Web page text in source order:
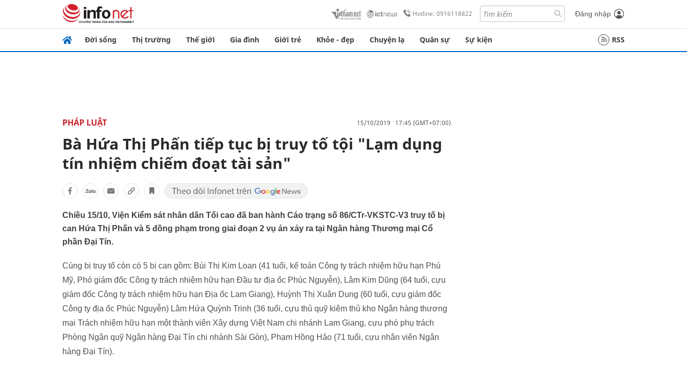
Hotline: 0916118822 Đăng nhập
Đời sống Thị trường Thế giới Gia đình Giới trẻ Khỏe - đẹp Chuyện lạ Quân sự Sự kiện RSS
PHÁP LUẬT 15/10/2019 17:45 (GMT+07:00)
Bà Hứa Thị Phấn tiếp tục bị truy tố tội "Lạm dụng
tín nhiệm chiếm đoạt tài sản"
Chiều 15/10, Viện Kiểm sát nhân dân Tối cao đã ban hành Cáo trạng số 86/CTr-VKSTC-V3 truy tố bị
can Hứa Thị Phấn và 5 đồng phạm trong giai đoạn 2 vụ án xảy ra tại Ngân hàng Thương mại Cổ
phần Đại Tín.
Cùng bị truy tố còn có 5 bị can gồm: Bùi Thị Kim Loan (41 tuổi, kế toán Công ty trách nhiệm hữu hạn Phú
Mỹ, Phó giám đốc Công ty trách nhiệm hữu hạn Đầu tư địa ốc Phúc Nguyễn), Lâm Kim Dũng (64 tuổi, cựu
giám đốc Công ty trách nhiệm hữu hạn Địa ốc Lam Giang), Huỳnh Thị Xuân Dung (60 tuổi, cựu giám đốc
Công ty địa ốc Phúc Nguyễn) Lâm Hứa Quỳnh Trinh (36 tuổi, cựu thủ quỹ kiêm thủ kho Ngân hàng thương
mại Trách nhiệm hữu hạn một thành viên Xây dựng Việt Nam chi nhánh Lam Giang, cựu phó phụ trách
Phòng Ngân quỹ Ngân hàng Đại Tín chi nhánh Sài Gòn), Phạm Hồng Hảo (71 tuổi, cựu nhân viên Ngân
hàng Đại Tín).